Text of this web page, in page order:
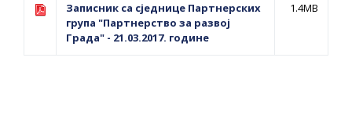
Записник са сједнице Партнерских
група "Партнерство за развој
Града" - 21.03.2017. године
1.4MB